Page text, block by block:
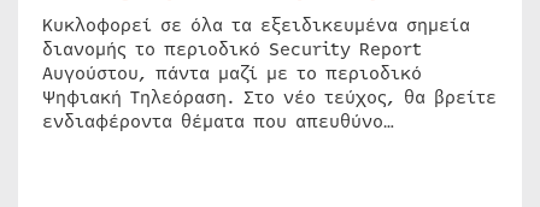
Κυκλοφορεί σε όλα τα εξειδικευμένα σημεία
διανομής το περιοδικό Security Report
Αυγούστου, πάντα μαζί με το περιοδικό
Ψηφιακή Τηλεόραση. Στο νέο τεύχος, θα βρείτε
ενδιαφέροντα θέματα που απευθύνο…